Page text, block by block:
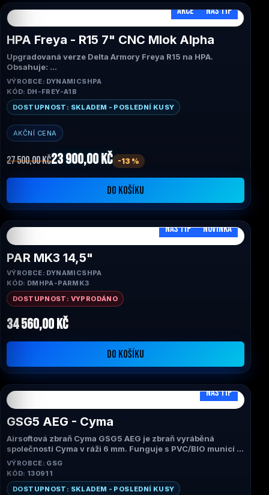
AKCE NÁŠ TIP
HPA Freya - R15 7" CNC Mlok Alpha
Upgradovaná verze Delta Armory Freya R15 na HPA.
Obsahuje:
- Wolverine Engine Inferno Gen.2 V2
- Prometheus hlaveň 6,03mm
- Maxx CNC hop-up komora
- Maxx CNC spousť
- Monster Diamond hop-up gumička
- ASG baterie součástí
VÝROBCE: DYNAMICSHPA
KÓD: DH-FREY-A1B
DOSTUPNOST: SKLADEM - POSLEDNÍ KUSY
AKČNÍ CENA
27 500,00 Kč23 900,00 Kč -13 %
DO KOŠÍKU
NÁŠ TIP NOVINKA
PAR MK3 14,5"
VÝROBCE: DYNAMICSHPA
KÓD: DMHPA-PARMK3
DOSTUPNOST: VYPRODÁNO
34 560,00 Kč
DO KOŠÍKU
NÁŠ TIP
GSG5 AEG - Cyma
Airsoftová zbraň Cyma GSG5 AEG je zbraň vyráběná
společností Cyma v ráži 6 mm. Funguje s PVC/BIO municí a
MÁ zásobník (200 ran). Cyma GSG5 AEG je typu:
ELEKTRICKÁ. K dispozici v barvě: černá. Níže shrnujeme
hlavní technické vlastnosti zbraně a také odkazujeme na
externí video s jejím zobrazením.
VÝROBCE: GSG
KÓD: 130911
DOSTUPNOST: SKLADEM - POSLEDNÍ KUSY